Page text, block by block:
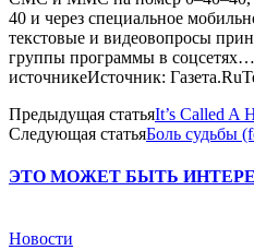
40 и через специальное
текстовые и видеовопросы
группы программы в
источникеИсточник:
Предыдущая статьяIt’s Called A
Следующая статьяБоль судьбы
ЭТО МОЖЕТ БЫТЬ
Новости